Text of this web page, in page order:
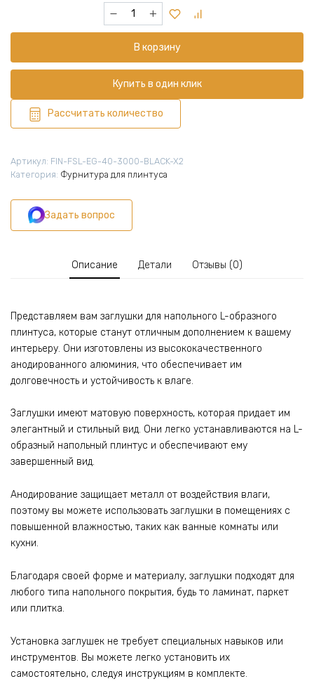
Количество
товара
и
правая
для
напольного
плинтуса
образного,
высота
мм,
Черный
матовый,
В корзину
Купить в один клик
Рассчитать количество
Артикул: FIN-FSL-EG-40-3000-BLACK-X2
Категория: Фурнитура для плинтуса
Задать вопрос
Описание Детали Отзывы (0)
Представляем вам заглушки для напольного L-образного
плинтуса, которые станут отличным дополнением к вашему
интерьеру. Они изготовлены из высококачественного
анодированного алюминия, что обеспечивает им
долговечность и устойчивость к влаге.
Заглушки имеют матовую поверхность, которая придает им
элегантный и стильный вид. Они легко устанавливаются на L-
образный напольный плинтус и обеспечивают ему
завершенный вид.
Анодирование защищает металл от воздействия влаги,
поэтому вы можете использовать заглушки в помещениях с
повышенной влажностью, таких как ванные комнаты или
кухни.
Благодаря своей форме и материалу, заглушки подходят для
любого типа напольного покрытия, будь то ламинат, паркет
или плитка.
Установка заглушек не требует специальных навыков или
инструментов. Вы можете легко установить их
самостоятельно, следуя инструкциям в комплекте.